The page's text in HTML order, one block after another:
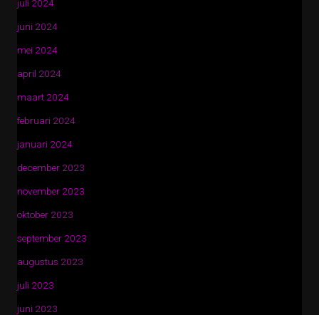
juli 2024
juni 2024
mei 2024
april 2024
maart 2024
februari 2024
januari 2024
december 2023
november 2023
oktober 2023
september 2023
augustus 2023
juli 2023
juni 2023